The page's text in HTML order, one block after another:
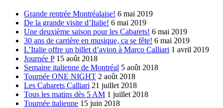
Grande rentrée Montréalaise! 6 mai 2019
De la grande visite d’Italie! 6 mai 2019
Une deuxième saison pour les Cabarets! 6 mai 2019
30 ans de carrière en musique, ça se fête! 6 mai 2019
L’Italie offre un billet d’avion à Marco Calliari 1 avril 2019
Journée P 15 août 2018
Semaine italienne de Montréal 5 août 2018
Tournée ONE NIGHT 2 août 2018
Les Cabarets Calliari 21 juillet 2018
Tous les matins dès 5 AM 1 juillet 2018
Tournée italienne 15 juin 2018